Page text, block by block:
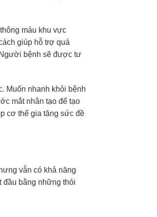
máu khu vực
giúp hỗ trợ quá
bệnh sẽ được tư
Muốn nhanh khỏi bệnh
mắt nhân tạo để tạo
cơ thể gia tăng sức đề
vẫn có khả năng
đầu bằng những thói